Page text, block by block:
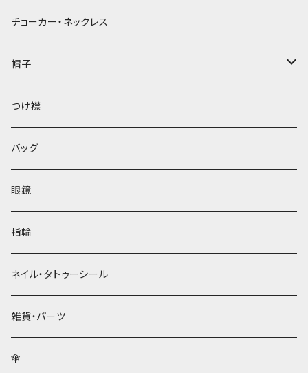
チョーカー・ネックレス
帽子
ベレー帽
つけ襟
バッグ
眼鏡
指輪
ネイル・タトゥーシール
雑貨・パーツ
傘